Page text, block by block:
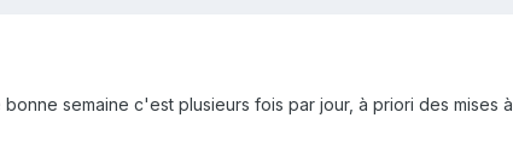
semaine c'est plusieurs fois par jour, à priori des mises